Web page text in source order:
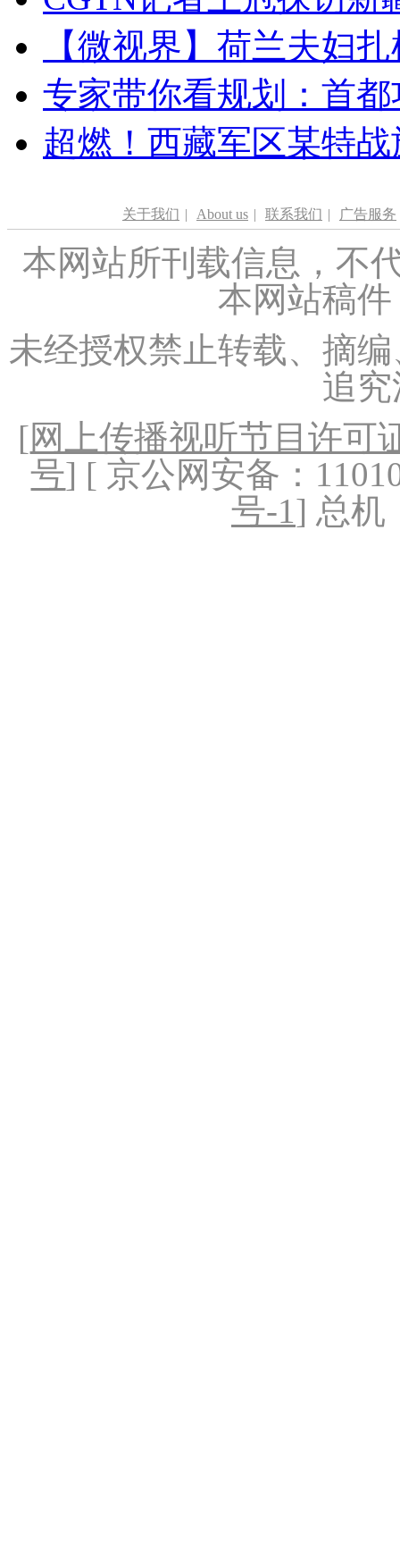
【微视界】荷兰夫妇
专家带你看规划：首
超燃！西藏军区某特
关于我们 | About us | 联系我们 | 广告服务
本网站所刊载信息，不
本网站稿
未经授权禁止转载、摘
追
[网上传播视听节目许可
号] [ 京公网安备：
号-1] 总机